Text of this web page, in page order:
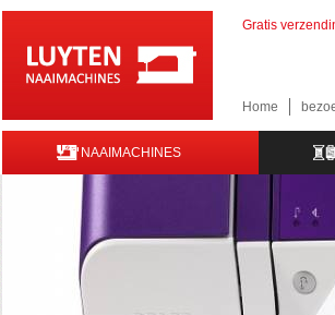
Gratis
Home
NAAIMACHINES